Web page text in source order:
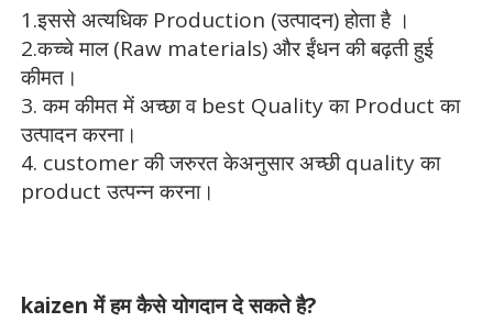
1.इससे अत्यधिक Production (उत्पादन) होता है ।
2.कच्चे माल (Raw materials) और ईंधन की बढ़ती हुई
कीमत।
3. कम कीमत में अच्छा व best Quality का Product का
उत्पादन करना।
4. customer की जरुरत केअनुसार अच्छी quality का
product उत्पन्न करना।
kaizen में हम कैसे योगदान दे सकते है?